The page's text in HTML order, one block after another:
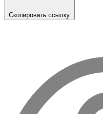
Скопировать ссылку